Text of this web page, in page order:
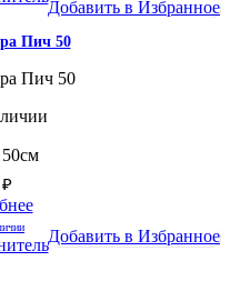
Добавить в Избранное
Пич 50
Пич 50
₽
Добавить в Избранное